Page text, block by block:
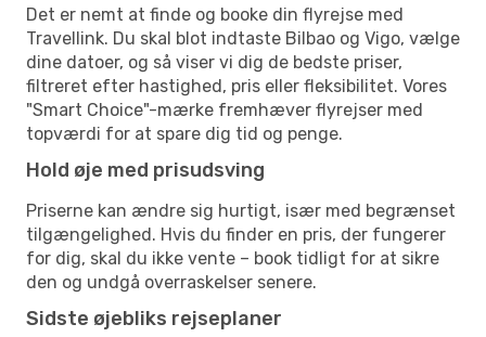
Det er nemt at finde og booke din flyrejse med
Travellink. Du skal blot indtaste Bilbao og Vigo, vælge
dine datoer, og så viser vi dig de bedste priser,
filtreret efter hastighed, pris eller fleksibilitet. Vores
"Smart Choice"-mærke fremhæver flyrejser med
topværdi for at spare dig tid og penge.
Hold øje med prisudsving
Priserne kan ændre sig hurtigt, især med begrænset
tilgængelighed. Hvis du finder en pris, der fungerer
for dig, skal du ikke vente – book tidligt for at sikre
den og undgå overraskelser senere.
Sidste øjebliks rejseplaner